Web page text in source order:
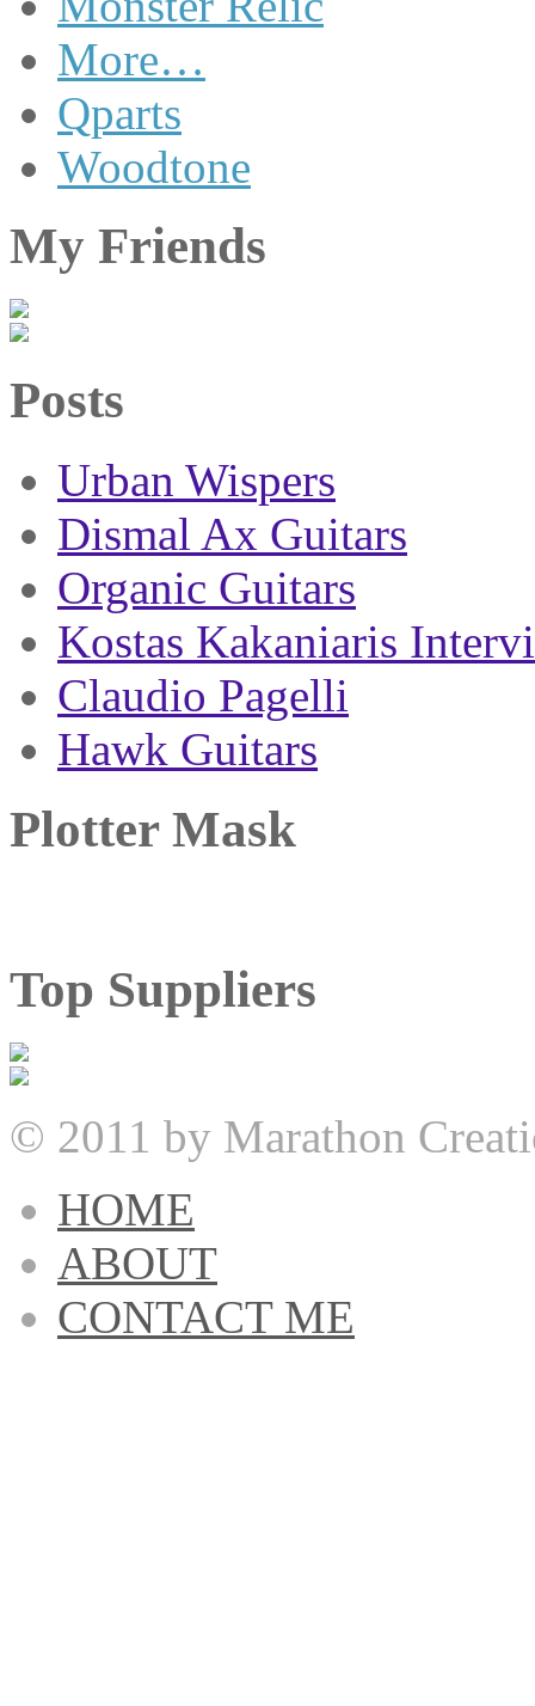
More…
Qparts
Woodtone
My Friends
Posts
Urban Wispers
Dismal Ax Guitars
Organic Guitars
Kostas Kakaniaris
Claudio Pagelli
Hawk Guitars
Plotter Mask
Top Suppliers
© 2011 by Marathon
HOME
ABOUT
CONTACT ME